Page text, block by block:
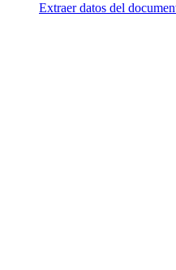
Extraer datos del